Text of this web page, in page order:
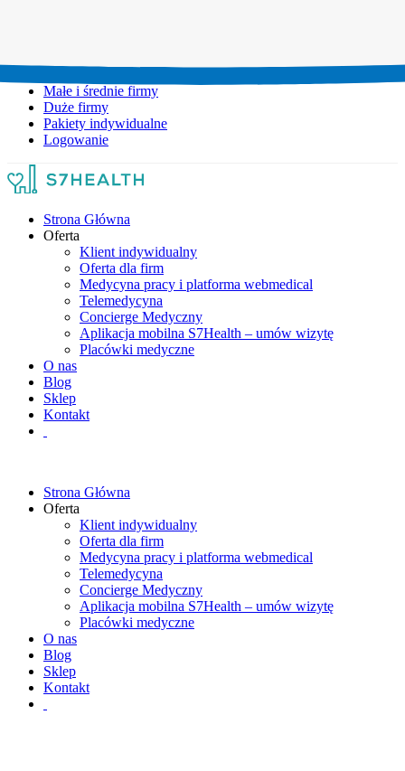
Małe i średnie firmy
Duże firmy
Pakiety indywidualne
Logowanie
Strona Główna
Oferta
Klient indywidualny
Oferta dla firm
Medycyna pracy i platforma webmedical
Telemedycyna
Concierge Medyczny
Aplikacja mobilna S7Health – umów wizytę
Placówki medyczne
O nas
Blog
Sklep
Kontakt
Strona Główna
Oferta
Klient indywidualny
Oferta dla firm
Medycyna pracy i platforma webmedical
Telemedycyna
Concierge Medyczny
Aplikacja mobilna S7Health – umów wizytę
Placówki medyczne
O nas
Blog
Sklep
Kontakt